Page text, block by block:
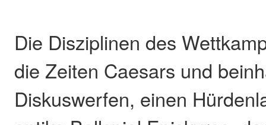
Die Disziplinen des
die Zeiten Caesars und
Diskuswerfen, einen